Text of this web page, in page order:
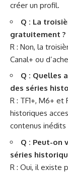
créer un profil.
Q : La
gratuitement ?
R : Non, la
Canal+ ou
Q : Quelles
des séries
R : TF1+, M6+
historiques
contenus
Q : Peut-on
séries
R : Oui, il existe